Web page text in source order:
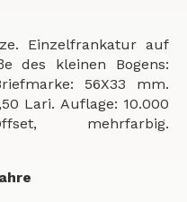
Einzelfrankatur auf
des kleinen Bogens:
56X33 mm.
Lari. Auflage: 10.000
mehrfarbig.